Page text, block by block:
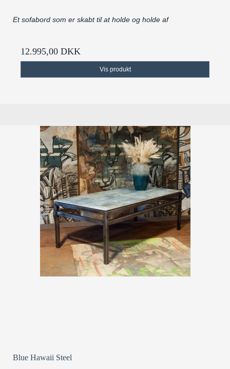
Et sofabord som er skabt til at holde og holde af
12.995,00 DKK
Vis produkt
Blue Hawaii Steel